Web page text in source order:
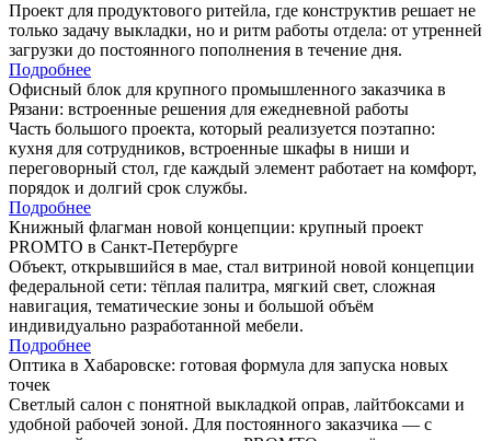
Проект для продуктового ритейла, где конструктив решает не
только задачу выкладки, но и ритм работы отдела: от утренней
загрузки до постоянного пополнения в течение дня.
Подробнее
Офисный блок для крупного промышленного заказчика в
Рязани: встроенные решения для ежедневной работы
Часть большого проекта, который реализуется поэтапно:
кухня для сотрудников, встроенные шкафы в ниши и
переговорный стол, где каждый элемент работает на комфорт,
порядок и долгий срок службы.
Подробнее
Книжный флагман новой концепции: крупный проект
PROMTO в Санкт-Петербурге
Объект, открывшийся в мае, стал витриной новой концепции
федеральной сети: тёплая палитра, мягкий свет, сложная
навигация, тематические зоны и большой объём
индивидуально разработанной мебели.
Подробнее
Оптика в Хабаровске: готовая формула для запуска новых
точек
Светлый салон с понятной выкладкой оправ, лайтбоксами и
удобной рабочей зоной. Для постоянного заказчика — с